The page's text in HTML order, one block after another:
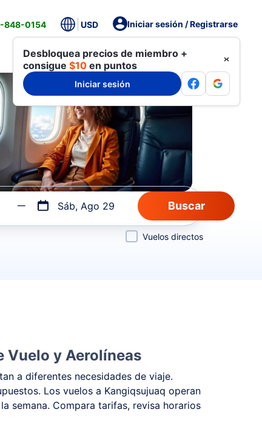
848-0154 USD Iniciar sesión / Registrarse
Desbloquea precios de miembro +
consigue $10 en puntos
Iniciar sesión
Sáb, Ago 29
Vuelos directos
Vuelo y Aerolíneas
a diferentes necesidades de viaje.
Los vuelos a Kangiqsujuaq operan
semana. Compara tarifas, revisa horarios